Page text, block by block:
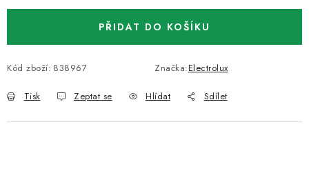
PŘIDAT DO KOŠÍKU
Kód zboží: 838967 Značka:Electrolux
Tisk Zeptat se Hlídat Sdílet